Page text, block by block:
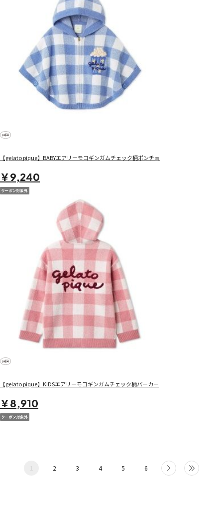
【gelato pique】BABYエアリーモコギンガムチェック柄ポンチョ
￥9,240
【gelato pique】KIDSエアリーモコギンガムチェック柄パーカー
￥8,910
2 3 4 5 6